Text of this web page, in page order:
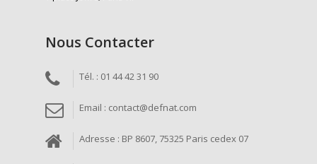
Nous Contacter
Tél. : 01 44 42 31 90
Email : contact@defnat.com
Adresse : BP 8607, 75325 Paris cedex 07